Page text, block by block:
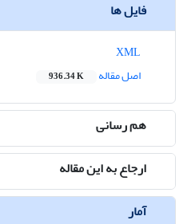
فایل ها
اصل مقاله
936.34 K
هم رسانی
ارجاع به این مقاله
آمار